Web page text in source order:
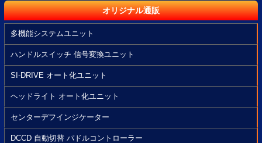
オリジナル通販
多機能システムユニット
ハンドルスイッチ 信号変換ユニット
SI-DRIVE オート化ユニット
ヘッドライト オート化ユニット
センターデフインジケーター
DCCD 自動切替 パドルコントローラー